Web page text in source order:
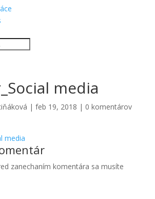
media
| feb 19, 2018 | 0 komentárov
zanechaním komentára sa musíte